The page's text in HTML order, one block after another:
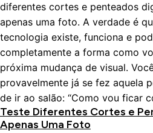
diferentes cortes e penteados
apenas uma foto. A verdade é
tecnologia existe, funciona e
completamente a forma como
próxima mudança de visual.
provavelmente já se fez aquela
de ir ao salão: “Como vou ficar
Teste Diferentes Cortes e
Apenas Uma Foto